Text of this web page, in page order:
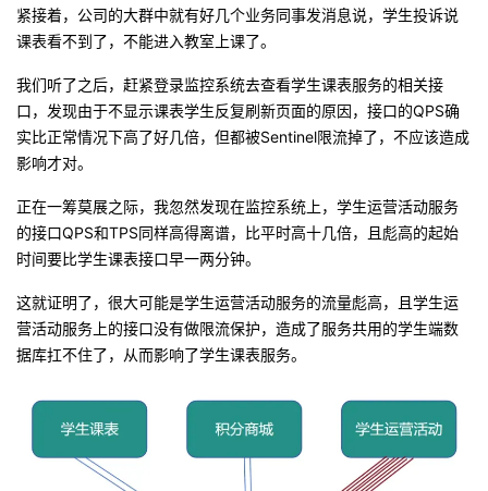
紧接着，公司的大群中就有好几个业务同事发消息说，学生投诉说
课表看不到了，不能进入教室上课了。
我们听了之后，赶紧登录监控系统去查看学生课表服务的相关接
口，发现由于不显示课表学生反复刷新页面的原因，接口的QPS确
实比正常情况下高了好几倍，但都被Sentinel限流掉了，不应该造成
影响才对。
正在一筹莫展之际，我忽然发现在监控系统上，学生运营活动服务
的接口QPS和TPS同样高得离谱，比平时高十几倍，且彪高的起始
时间要比学生课表接口早一两分钟。
这就证明了，很大可能是学生运营活动服务的流量彪高，且学生运
营活动服务上的接口没有做限流保护，造成了服务共用的学生端数
据库扛不住了，从而影响了学生课表服务。